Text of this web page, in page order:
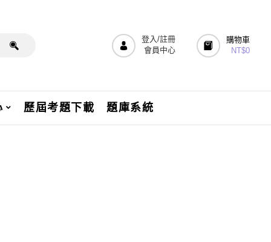
登入/註冊
會員中心
購物車
NT$0
歷屆考題下載 題庫系統